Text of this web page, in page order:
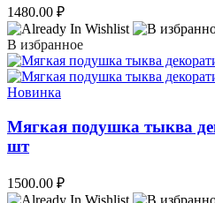
1480.00 ₽
В избранное
Новинка
Мягкая подушка тыква
шт
1500.00 ₽